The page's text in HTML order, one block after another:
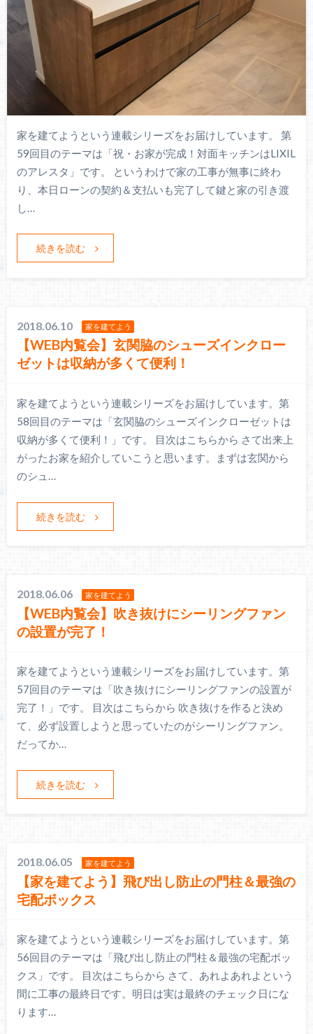
家を建てようという連載シリーズをお届けしています。 第
59回目のテーマは「祝・お家が完成！対面キッチンはLIXIL
のアレスタ」です。 というわけで家の工事が無事に終わ
り、本日ローンの契約＆支払いも完了して鍵と家の引き渡
し…
続きを読む
2018.06.10 家を建てよう
【WEB内覧会】玄関脇のシューズインクロー
ゼットは収納が多くて便利！
家を建てようという連載シリーズをお届けしています。第
58回目のテーマは「玄関脇のシューズインクローゼットは
収納が多くて便利！」です。 目次はこちらから さて出来上
がったお家を紹介していこうと思います。まずは玄関から
のシュ…
続きを読む
2018.06.06 家を建てよう
【WEB内覧会】吹き抜けにシーリングファン
の設置が完了！
家を建てようという連載シリーズをお届けしています。第
57回目のテーマは「吹き抜けにシーリングファンの設置が
完了！」です。 目次はこちらから 吹き抜けを作ると決め
て、必ず設置しようと思っていたのがシーリングファン。
だってか…
続きを読む
2018.06.05 家を建てよう
【家を建てよう】飛び出し防止の門柱＆最強の
宅配ボックス
家を建てようという連載シリーズをお届けしています。第
56回目のテーマは「飛び出し防止の門柱＆最強の宅配ボッ
クス」です。 目次はこちらから さて、あれよあれよという
間に工事の最終日です。明日は実は最終のチェック日にな
ります…